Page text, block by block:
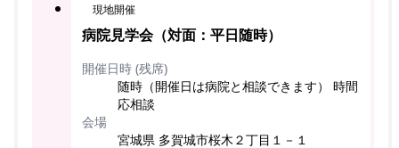
現地開催
病院見学会（対面：平日随時）
開催日時 (残席)
随時（開催日は病院と相談できます） 時間
応相談
会場
宮城県 多賀城市桜木２丁目１－１